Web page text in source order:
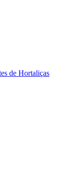
de Hortaliças